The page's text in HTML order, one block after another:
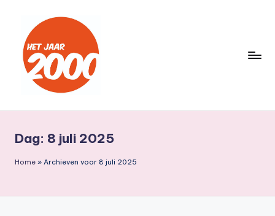
inhoud
t
J
lang
terug
naar
Dag: 8 juli 2025
Home » Archieven voor 8 juli 2025